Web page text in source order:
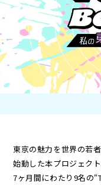
東京の魅力を世界の若
始動した本プロジェクト
7ヶ月間にわたり9名の